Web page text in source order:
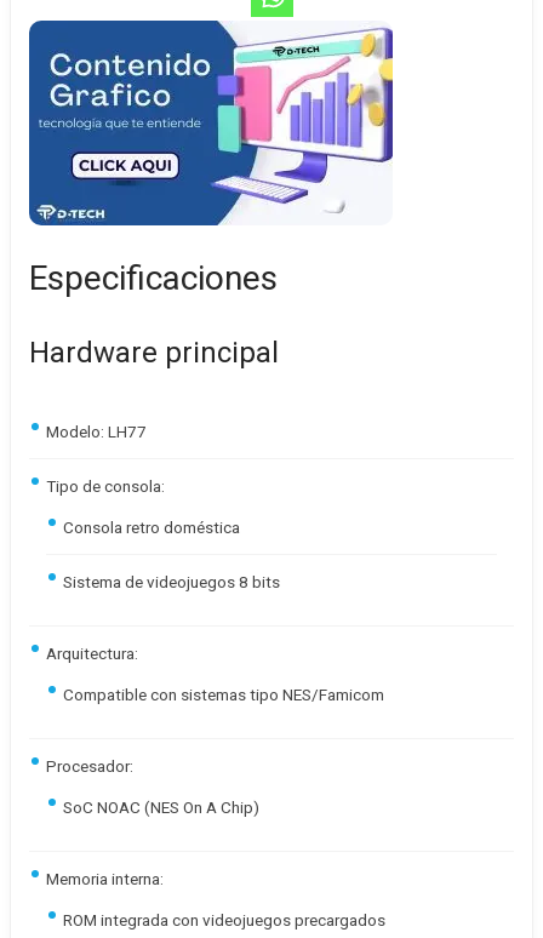
Especificaciones
Hardware principal
Modelo: LH77
Tipo de consola:
Consola retro doméstica
Sistema de videojuegos 8 bits
Arquitectura:
Compatible con sistemas tipo NES/Famicom
Procesador:
SoC NOAC (NES On A Chip)
Memoria interna:
ROM integrada con videojuegos precargados